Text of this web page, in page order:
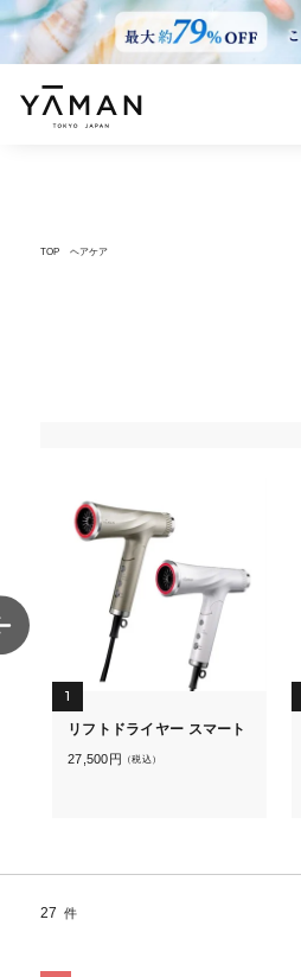
TOP ヘアケア
1
リフトドライヤー スマート
27,500円 （税込）
27 件